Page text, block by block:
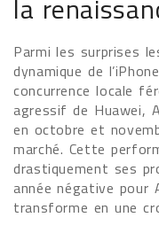
la
Parmi les surprises
dynamique de
concurrence locale
agressif de Huawei,
en octobre et
marché. Cette
drastiquement ses
année négative pour
transforme en une